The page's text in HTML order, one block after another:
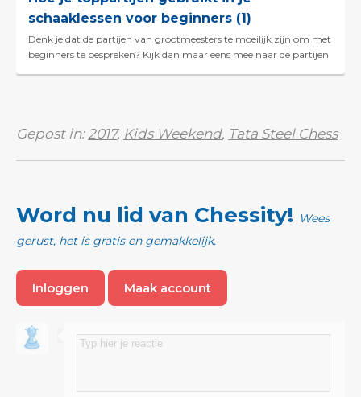
schaaklessen voor beginners (1)
Denk je dat de partijen van grootmeesters te moeilijk zijn om met
beginners te bespreken? Kijk dan maar eens mee naar de partijen
Gepost in: 2017, Kids Weekend, Tata Steel Chess
Word nu lid van Chessity!
Wees
gerust, het is gratis en gemakkelijk.
Inloggen Maak account